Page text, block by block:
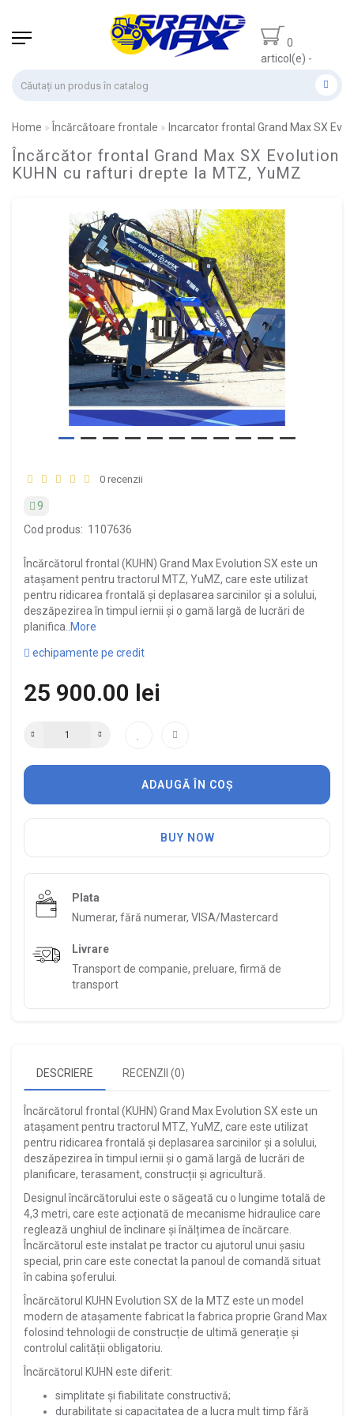
0
articol(e) -
Home Încărcătoare frontale Incarcator frontal Grand Max SX
Încărcător frontal Grand Max SX Evolution
KUHN cu rafturi drepte la MTZ, YuMZ
0 recenzii
9
Cod produs: 1107636
Încărcătorul frontal (KUHN) Grand Max Evolution SX este un
atașament pentru tractorul MTZ, YuMZ, care este utilizat
pentru ridicarea frontală și deplasarea sarcinilor și a solului,
deszăpezirea în timpul iernii și o gamă largă de lucrări de
planifica.. More
echipamente pe credit
25 900.00 lei
ADAUGĂ ÎN COȘ
BUY NOW
Plata
Numerar, fără numerar, VISA/Mastercard
Livrare
Transport de companie, preluare, firmă de
transport
DESCRIERE RECENZII (0)
Încărcătorul frontal (KUHN) Grand Max Evolution SX este un
atașament pentru tractorul MTZ, YuMZ, care este utilizat
pentru ridicarea frontală și deplasarea sarcinilor și a solului,
deszăpezirea în timpul iernii și o gamă largă de lucrări de
planificare, terasament, construcții și agricultură.
Designul încărcătorului este o săgeată cu o lungime totală de
4,3 metri, care este acționată de mecanisme hidraulice care
reglează unghiul de înclinare și înălțimea de încărcare.
Încărcătorul este instalat pe tractor cu ajutorul unui șasiu
special, prin care este conectat la panoul de comandă situat
în cabina șoferului.
Încărcătorul KUHN Evolution SX de la MTZ este un model
modern de atașamente fabricat la fabrica proprie Grand Max
folosind tehnologii de construcție de ultimă generație și
controlul calității obligatoriu.
Încărcătorul KUHN este diferit:
simplitate și fiabilitate constructivă;
durabilitate și capacitatea de a lucra mult timp fără